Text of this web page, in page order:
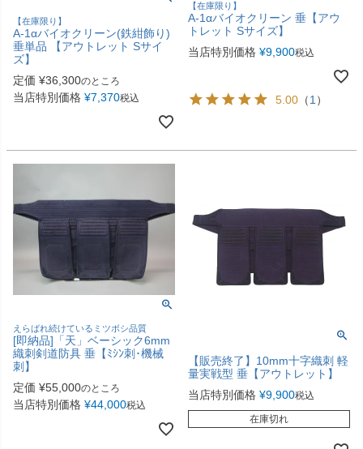
【在庫限り】
A-1αバイオクリーン(鉄紺飾り)
垂単品 【アウトレット Sサイ
ズ】
定価 ¥36,300のところ
当店特別価格 ¥7,370税込
【在庫限り】
A-1αバイオクリーン 垂【アウ
トレット Sサイズ】
当店特別価格 ¥9,900税込
5.00 （1 ）
えらばれ続けているミツボシ品質
[即納品]「天」ベーシック6mm
織刺剣道防具 垂【ﾐｼﾝ刺･機械
刺】
定価 ¥55,000のところ
当店特別価格 ¥44,000税込
【販売終了】10mm十字織刺 軽
量実戦型 垂【アウトレット】
当店特別価格 ¥9,900税込
在庫切れ